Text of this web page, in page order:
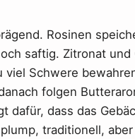
Rosinen
saftig. Zitronat
viel Schwere
folgen
dafür, dass das
traditionell,